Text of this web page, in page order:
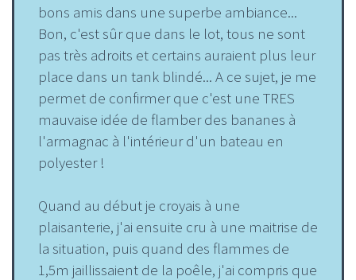
bons amis dans une superbe ambiance...
Bon, c'est sûr que dans le lot, tous ne sont
pas très adroits et certains auraient plus leur
place dans un tank blindé... A ce sujet, je me
permet de confirmer que c'est une TRES
mauvaise idée de flamber des bananes à
l'armagnac à l'intérieur d'un bateau en
polyester !
Quand au début je croyais à une
plaisanterie, j'ai ensuite cru à une maitrise de
la situation, puis quand des flammes de
1,5m jaillissaient de la poêle, j'ai compris que